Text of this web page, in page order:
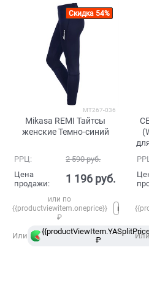
Скидка 54%
MT267-036
Mikasa REMI Тайтсы
женские Темно-синий
РРЦ: 2 590 руб.
Цена
продажи:
1 196 руб.
или по
{{productviewitem.oneprice}}
₽
Или
₽